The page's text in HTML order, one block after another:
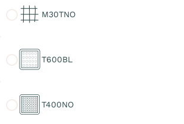
M30TNO
T600BL
T400NO